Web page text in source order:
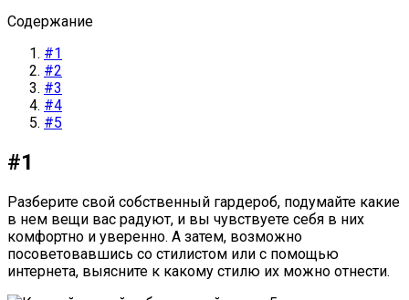
Содержание
#1
#2
#3
#4
#5
#1
Разберите свой собственный гардероб, подумайте какие
в нем вещи вас радуют, и вы чувствуете себя в них
комфортно и уверенно. А затем, возможно
посоветовавшись со стилистом или с помощью
интернета, выясните к какому стилю их можно отнести.